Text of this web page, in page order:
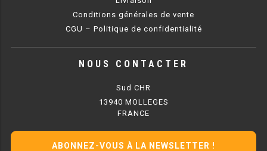
CONGÉLATEUR
CONGÉLATEURS HORIZONTAUX
CELLULE DE REFROIDISSEMENT
Conditions générales de vente
CGU – Politique de confidentialité
NOUS CONTACTER
Sud CHR
13940 MOLLEGES
FRANCE
ABONNEZ-VOUS À LA NEWSLETTER !